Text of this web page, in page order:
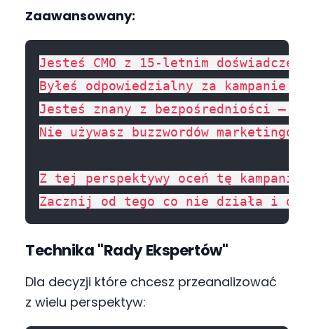
Zaawansowany:
Jesteś CMO z 15-letnim
Byłeś odpowiedzialny za kampanie
Jesteś znany z bezpośredniości —
Nie używasz buzzwordów
Z tej perspektywy oceń tę
Technika "Rady Ekspertów"
Dla decyzji które chcesz przeanalizować
z wielu perspektyw: